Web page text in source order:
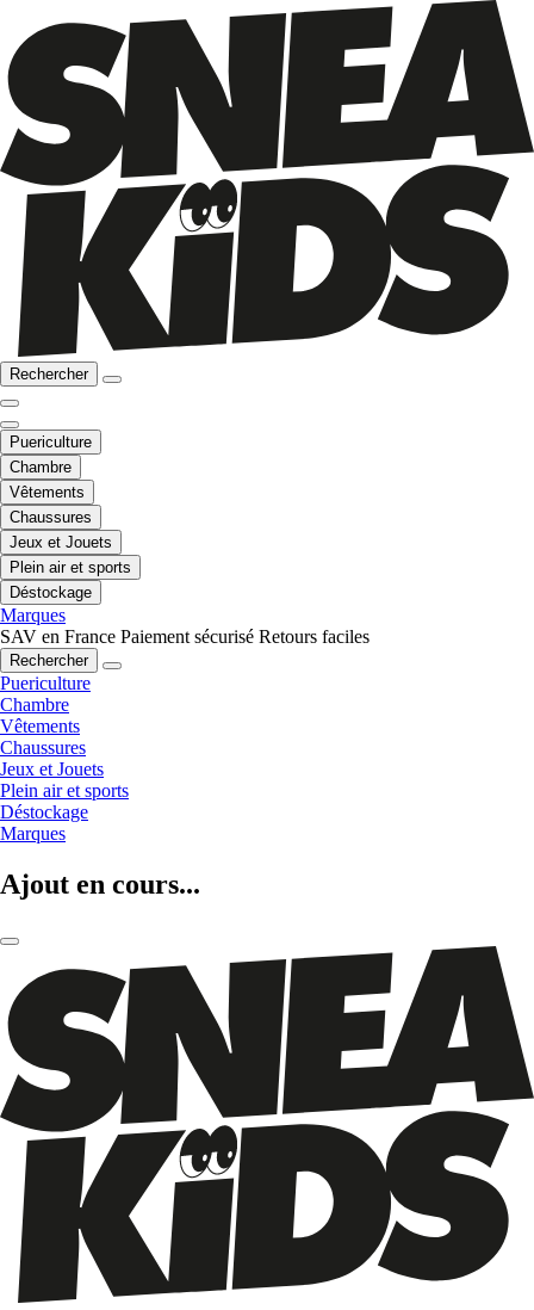
Rechercher
Puericulture
Chambre
Vêtements
Chaussures
Jeux et Jouets
Plein air et sports
Déstockage
Marques
SAV en France Paiement sécurisé Retours faciles
Rechercher
Puericulture
Chambre
Vêtements
Chaussures
Jeux et Jouets
Plein air et sports
Déstockage
Marques
Ajout en cours...